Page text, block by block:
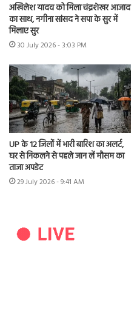
अखिलेश यादव को मिला चंद्रशेखर आजाद
का साथ, नगीना सांसद ने सपा के सुर में
मिलाए सुर
30 July 2026 - 3:03 PM
UP के 12 जिलों में भारी बारिश का अलर्ट,
घर से निकलने से पहले जान लें मौसम का
ताजा अपडेट
29 July 2026 - 9:41 AM